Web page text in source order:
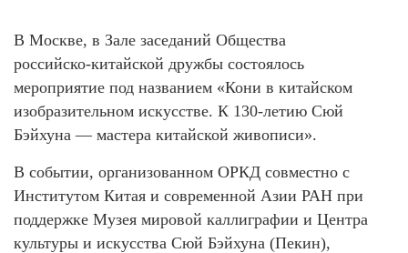
В Москве, в Зале заседаний Общества
российско‑китайской дружбы состоялось
мероприятие под названием «Кони в китайском
изобразительном искусстве. К 130‑летию Сюй
Бэйхуна — мастера китайской живописи».
В событии, организованном ОРКД совместно с
Институтом Китая и современной Азии РАН при
поддержке Музея мировой каллиграфии и Центра
культуры и искусства Сюй Бэйхуна (Пекин),